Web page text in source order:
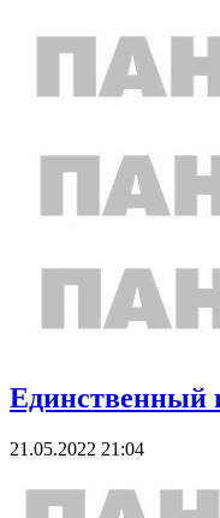
Единственный
21.05.2022 21:04